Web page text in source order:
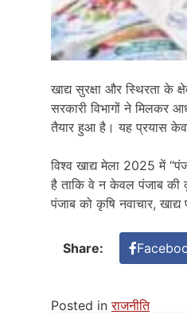
खाद्य सुरक्षा और स्थिरता
सरकारी विभागों ने मिलकर
तैयार हुआ है। यह प्रयास
विश्व खाद्य मेला 2025 में
है ताकि वे न केवल पंजाब की
पंजाब को कृषि नवाचार,
Share:
Posted inराजनीति